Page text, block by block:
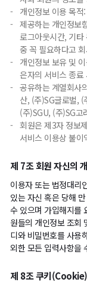
-
개인정보 이용 목
- 제공하는 개인정보
로그아웃시간, 기타
중 꼭 필요하다고
-
개인정보 보유 및
은자의 서비스 종료
- 공유하는 계열회사
산, (주)SG글로벌,
(주)SGU, (주)SG고
- 회원은 제3자 정보
서비스 이용상 불이
제 7조 회원 자신의
이용자 또는 법정대리
있는 자신 혹은 당해
수 있으며 가입해지를
원들의 개인정보 조회
디와 비밀번호를 사용
외한 모든 입력사항을
제 8조 쿠키